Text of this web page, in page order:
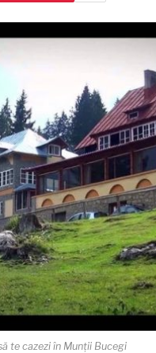
te cazezi în Munții Bucegi